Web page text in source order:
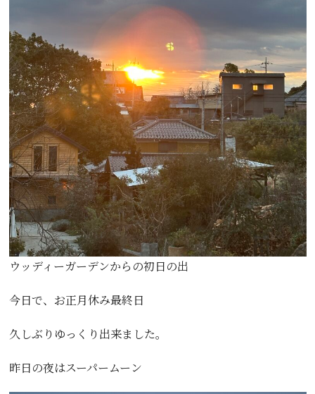
ウッディーガーデンからの初日の出
今日で、お正月休み最終日
久しぶりゆっくり出来ました。
昨日の夜はスーパームーン